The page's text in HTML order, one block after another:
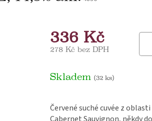
336 Kč
278 Kč bez DPH
Skladem (32 ks)
Červené suché cuvée z